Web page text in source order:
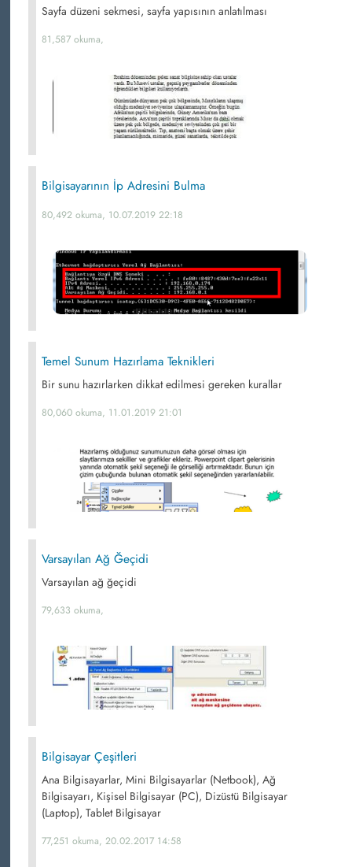
Sayfa düzeni sekmesi, sayfa yapısının anlatılması
81,587 okuma,
Bilgisayarının İp Adresini Bulma
80,492 okuma, 10.07.2019 22:18
Temel Sunum Hazırlama Teknikleri
Bir sunu hazırlarken dikkat edilmesi gereken kurallar
80,060 okuma, 11.01.2019 21:01
Varsayılan Ağ Ğeçidi
Varsayılan ağ ğeçidi
79,633 okuma,
Bilgisayar Çeşitleri
Ana Bilgisayarlar, Mini Bilgisayarlar (Netbook), Ağ
Bilgisayarı, Kişisel Bilgisayar (PC), Dizüstü Bilgisayar
(Laptop), Tablet Bilgisayar
77,251 okuma, 20.02.2017 14:58